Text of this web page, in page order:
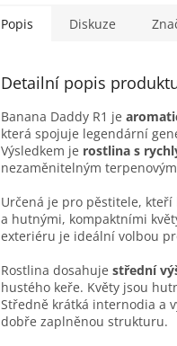
Popis Diskuze
Detailní popis
Banana Daddy R1 je
která spojuje legendární
Výsledkem je rostlina s
nezaměnitelným
Určená je pro pěstitele,
a hutnými, kompaktními
exteriéru je ideální volbou
Rostlina dosahuje střední
hustého keře. Květy jsou
Středně krátká internodia a
dobře zaplněnou strukturu.